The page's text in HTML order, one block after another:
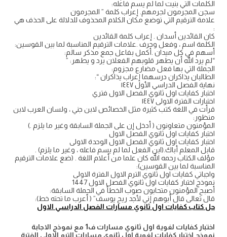
الكلمات التي بنيت لما لم يسم فاعله:
سجن المجرمون لجرمهم. إعراب كلمة ” المجرمون
علامة الترقيم التي توضع مكان الكلام المحذوف للدلالة على الحذف هي
:
كان القائدين أسدان . إعراب كلمة القائدين
الكلمة اسم ، وفعل وحرف .علامات الترقيم المناسبة لما بين القوسين:
أسهم في كل ميدان .أكمل بفاعل جمع مذكر سالم:
“لم يرد الله أن يطهر قلوبهم الفعلان يرد و يطهر: ”
الجملة التي بها فعل مضارع مجزوم:
الطالبان يذاكران درسهما إعراب يذاكران “:
نهاية الفصل الدراسي الأول ١٤٤٧
اختبار كفايات اول ثانوي الفصل الاول فتري
اختبارات الفترة الاولى ١٤٤٧
قرأت في اللغة كتب كثيرة مثل الخصائص لابن جني ، ولسان العرب لابن
منظور:
المؤمنون متعاونون ( أدخل إن على الجملة السابقة وغير ما يلزم .)
اختبار كفايات اول ثانوي الفصل الاول
اختبار كفايات اول ثانوي الفصل الاول الوحدة الاولى
قابل المعلم أباك.(ابن الفعل لما لم يسم فاعله ، وغير ما يلزم) .
مؤلف الكتاب رحمه الله كان علما من أعلام اللغة . (ضع علامات الترقيم
المناسبة لما بين القوسين):
واجباتي كفايات اول ثانوي الترم الاول الفترة الاولى
نموذج اختبار كفايات اول ثانوي الفصل الاول 1447
أصبح المؤمنون متحابون صوب الخطأ في الجملة السابقة:
قال تعالى قال أبوهم إني لأجد ريح يوسف” ( أعرب ما تحته خط):
حل كتاب كفايات اول ثانوي مسارات الفصل الدراسي الاول
اختبار كفايات لغوية اول ثانوي مسارات ف1 مع نموذج الاجابة
نموذج اختبار كفايات لغوية اول ثانوي مسارات الترم الاولى الفترة